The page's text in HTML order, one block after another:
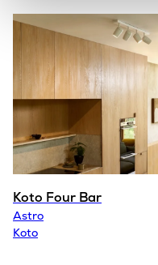
Koto Four Bar
Astro
Koto